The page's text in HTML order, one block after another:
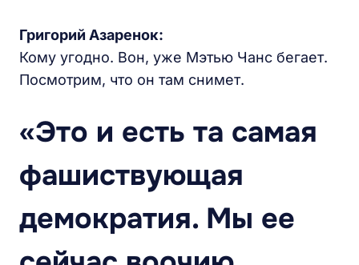
Григорий Азаренок:
Кому угодно. Вон, уже Мэтью Чанс бегает.
Посмотрим, что он там снимет.
«Это и есть та самая
фашиствующая
демократия. Мы ее